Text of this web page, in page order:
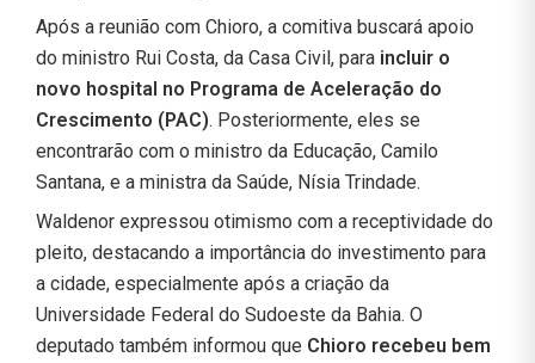
Após a reunião com Chioro, a comitiva buscará apoio
do ministro Rui Costa, da Casa Civil, para incluir o
novo hospital no Programa de Aceleração do
Crescimento (PAC). Posteriormente, eles se
encontrarão com o ministro da Educação, Camilo
Santana, e a ministra da Saúde, Nísia Trindade.
Waldenor expressou otimismo com a receptividade do
pleito, destacando a importância do investimento para
a cidade, especialmente após a criação da
Universidade Federal do Sudoeste da Bahia. O
deputado também informou que Chioro recebeu bem